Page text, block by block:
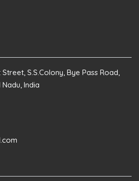
S.S.Colony, Bye Pass Road,
India